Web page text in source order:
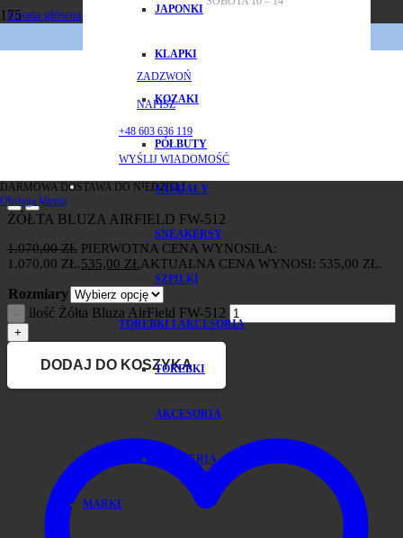
ZADZWOŃ
NAPISZ
+48 603 636 119
WYŚLIJ WIADOMOŚĆ
JAPONKI
KLAPKI
KOZAKI
PÓŁBUTY
SANDAŁY
SNEAKERSY
SZPILKI
TOREBKI I AKCESORIA
TOREBKI
AKCESORIA
BIŻUTERIA
MARKI
DARMOWA DOSTAWA DO NIEDZIELI
Obsługa klienta
Strona główna
Żółta Bluza AirField FW-512
ŻÓŁTA BLUZA AIRFIELD FW-512
1.070,00ZŁ PIERWOTNA CENA WYNOSIŁA:
1.070,00 ZŁ.535,00 ZŁAKTUALNA CENA WYNOSI: 535,00 ZŁ.
Rozmiary
ilość Żółta Bluza AirField FW-512
DODAJ DO KOSZYKA